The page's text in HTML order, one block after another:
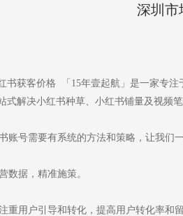
深圳市
书获客价格 「15年壹起航」是一家专
式解决小红书种草、小红书铺量及视频
号需要有系统的方法和策略，让我们一
据，精准施策。
用户引导和转化，提高用户转化率和留